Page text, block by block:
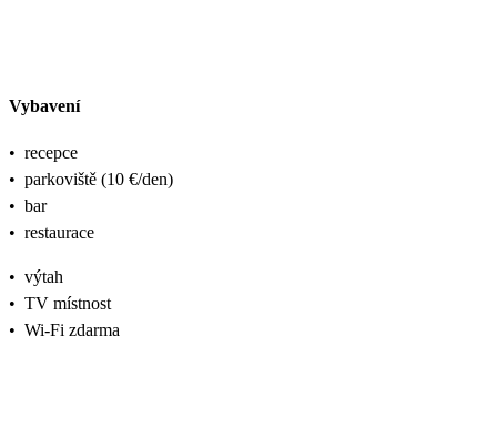
Vybavení
• recepce
• parkoviště (10 €/den)
• bar
• restaurace
• výtah
• TV místnost
• Wi-Fi zdarma